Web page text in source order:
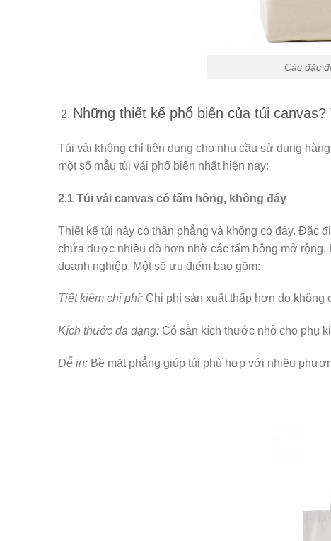
Các đặc
Những thiết kế phổ biến của túi canvas?
Túi vải không chỉ tiện dụng cho nhu cầu sử dụng
một số mẫu túi vải phổ biến nhất hiện nay:
2.1 Túi vải canvas có tấm hông, không đáy
Thiết kế túi này có thân phẳng và không có đáy. Đặc
chứa được nhiều đồ hơn nhờ các tấm hông mở
doanh nghiệp. Một số ưu điểm bao gồm:
Tiết kiệm chi phí: Chi phí sản xuất thấp hơn do không
Kích thước đa dạng: Có sẵn kích thước nhỏ cho phụ
Dễ in: Bề mặt phẳng giúp túi phù hợp với nhiều